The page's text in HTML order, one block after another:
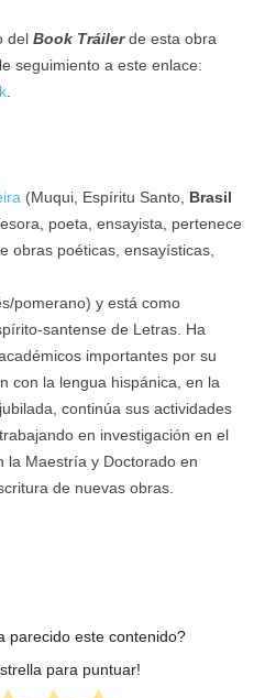
del Book Tráilerde esta obra
seguimiento a este enlace:
(Muqui, Espíritu Santo, Brasil
poeta, ensayista, pertenece
obras poéticas, ensayísticas,
pomerano) y está como
santense de Letras. Ha
importantes por su
con la lengua hispánica, en la
continúa sus actividades
, trabajando en investigación en el
la Maestría y Doctorado en
de nuevas obras.
parecido este contenido?
para puntuar!